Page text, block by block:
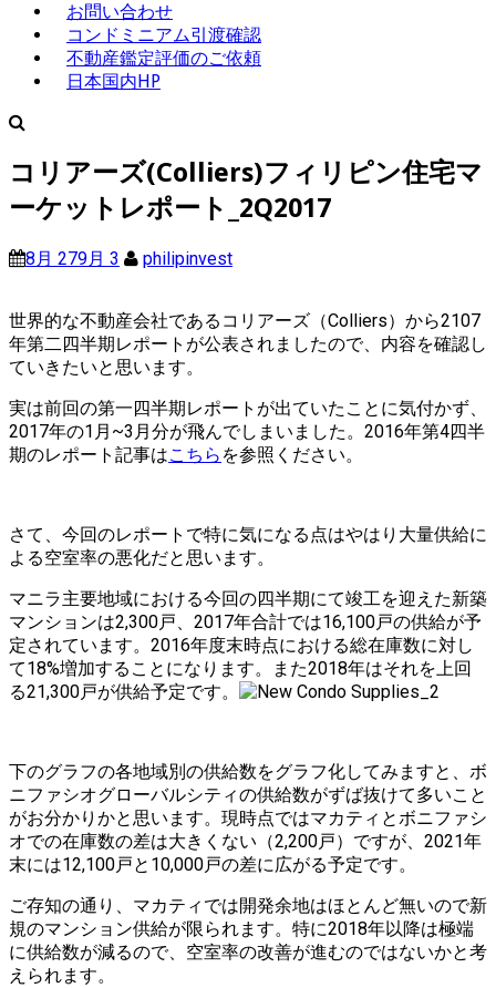
お問い合わせ
コンドミニアム引渡確認
不動産鑑定評価のご依頼
日本国内HP
コリアーズ(Colliers)フィリピン住宅マ
ーケットレポート_2Q2017
8月 279月 3 philipinvest
世界的な不動産会社であるコリアーズ（Colliers）から2107
年第二四半期レポートが公表されましたので、内容を確認し
ていきたいと思います。
実は前回の第一四半期レポートが出ていたことに気付かず、
2017年の1月~3月分が飛んでしまいました。2016年第4四半
期のレポート記事はこちら を参照ください。
さて、今回のレポートで特に気になる点はやはり大量供給に
よる空室率の悪化だと思います。
マニラ主要地域における今回の四半期にて竣工を迎えた新築
マンションは2,300戸、2017年合計では16,100戸の供給が予
定されています。2016年度末時点における総在庫数に対し
て18%増加することになります。また2018年はそれを上回
る21,300戸が供給予定です。
下のグラフの各地域別の供給数をグラフ化してみますと、ボ
ニファシオグローバルシティの供給数がずば抜けて多いこと
がお分かりかと思います。現時点ではマカティとボニファシ
オでの在庫数の差は大きくない（2,200戸）ですが、2021年
末には12,100戸と10,000戸の差に広がる予定です。
ご存知の通り、マカティでは開発余地はほとんど無いので新
規のマンション供給が限られます。特に2018年以降は極端
に供給数が減るので、空室率の改善が進むのではないかと考
えられます。